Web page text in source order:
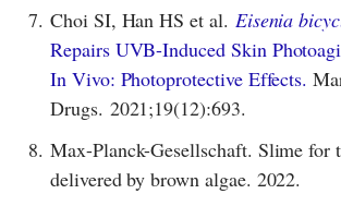
7. Choi SI, Han HS et al. Eisenia
Repairs UVB-Induced Skin
In Vivo: Photoprotective Effects.
Drugs. 2021;19(12):693.
8. Max-Planck-Gesellschaft. Slime for
delivered by brown algae. 2022.